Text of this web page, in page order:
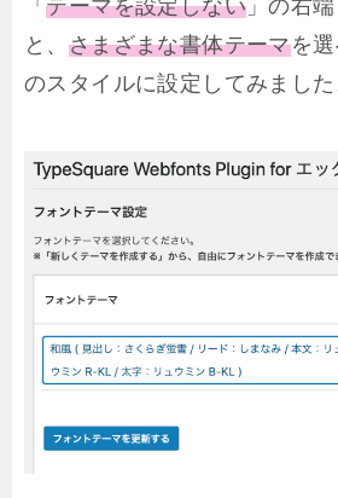
「テーマを設定しない 」の右
と、 さまざまな書体テーマを
のスタイルに設定してみました